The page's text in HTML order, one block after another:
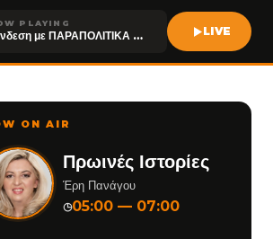
PLAYING
Σύνδεση με ΠΑΡΑΠΟΛΙΤΙΚΑ FM LIVE
ON AIR
Πρωινές Ιστορίες
Έρη Πανάγου
◷05:00 — 07:00